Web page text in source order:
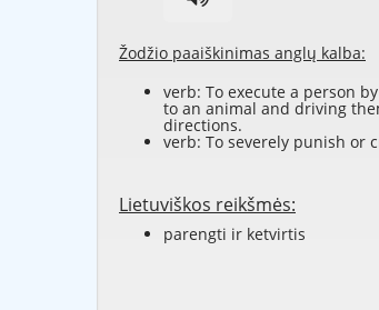
Žodžio paaiškinimas anglų kalba:
verb: To execute a person
to an animal and driving
directions.
verb: To severely punish or
Lietuviškos reikšmės:
parengti ir ketvirtis